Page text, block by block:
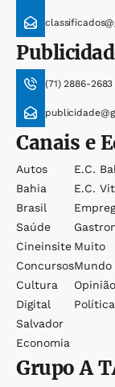
(71) 2886-
Canais e
Autos
Bahia
Brasil
Saúde
Cineinsite
Concursos
Cultura
Digital
Salvador
Economia
E.c.
E.c.
Muito
Mundo
Opinião
Política
GrupoA